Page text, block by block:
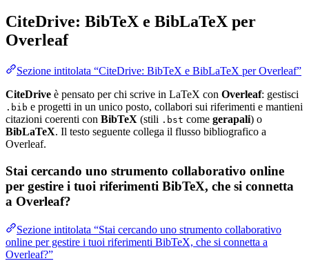
CiteDrive: BibTeX e BibLaTeX per
Overleaf
Sezione intitolata “CiteDrive: BibTeX e BibLaTeX per Overleaf”
CiteDrive è pensato per chi scrive in LaTeX con Overleaf: gestisci
.bib e progetti in un unico posto, collabori sui riferimenti e mantieni
citazioni coerenti con BibTeX (stili .bst come gerapali) o
BibLaTeX. Il testo seguente collega il flusso bibliografico a
Overleaf.
Stai cercando uno strumento collaborativo online
per gestire i tuoi riferimenti BibTeX, che si connetta
a Overleaf?
Sezione intitolata “Stai cercando uno strumento collaborativo
online per gestire i tuoi riferimenti BibTeX, che si connetta a
Overleaf?”